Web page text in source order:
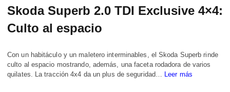
Skoda Superb 2.0 TDI Exclusive 4×4:
Culto al espacio
Con un habitáculo y un maletero interminables, el Skoda Superb rinde
culto al espacio mostrando, además, una faceta rodadora de varios
quilates. La tracción 4x4 da un plus de seguridad…
Leer más